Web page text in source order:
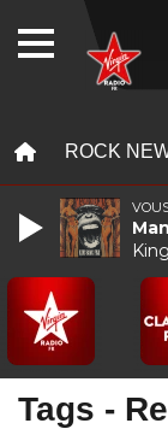
ROCK
Tags -
WEBRADIO